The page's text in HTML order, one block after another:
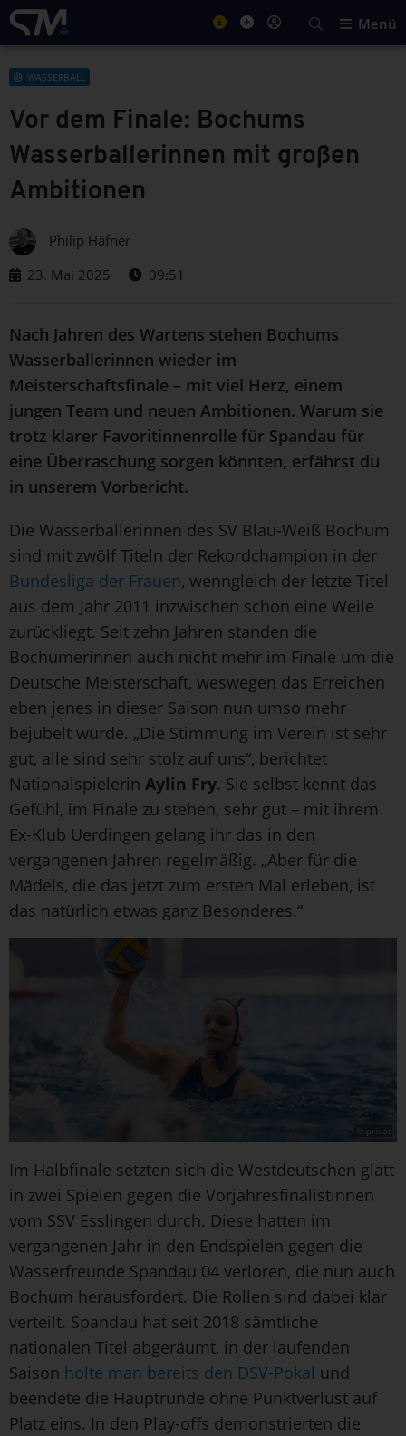
Menü
WASSERBALL
Vor dem Finale: Bochums
Wasserballerinnen mit großen
Ambitionen
Philip Häfner
23. Mai 2025
09:51
Nach Jahren des Wartens stehen Bochums
Wasserballerinnen wieder im
Meisterschaftsfinale – mit viel Herz, einem
jungen Team und neuen Ambitionen. Warum sie
trotz klarer Favoritinnenrolle für Spandau für
eine Überraschung sorgen könnten, erfährst du
in unserem Vorbericht.
Die Wasserballerinnen des SV Blau-Weiß Bochum
sind mit zwölf Titeln der Rekordchampion in der
Bundesliga der Frauen, wenngleich der letzte Titel
aus dem Jahr 2011 inzwischen schon eine Weile
zurückliegt. Seit zehn Jahren standen die
Bochumerinnen auch nicht mehr im Finale um die
Deutsche Meisterschaft, weswegen das Erreichen
eben jenes in dieser Saison nun umso mehr
bejubelt wurde. „Die Stimmung im Verein ist sehr
gut, alle sind sehr stolz auf uns“, berichtet
Nationalspielerin Aylin Fry. Sie selbst kennt das
Gefühl, im Finale zu stehen, sehr gut – mit ihrem
Ex-Klub Uerdingen gelang ihr das in den
vergangenen Jahren regelmäßig. „Aber für die
Mädels, die das jetzt zum ersten Mal erleben, ist
das natürlich etwas ganz Besonderes.“
© privat
Im Halbfinale setzten sich die Westdeutschen glatt
in zwei Spielen gegen die Vorjahresfinalistinnen
vom SSV Esslingen durch. Diese hatten im
vergangenen Jahr in den Endspielen gegen die
Wasserfreunde Spandau 04 verloren, die nun auch
Bochum herausfordert. Die Rollen sind dabei klar
verteilt. Spandau hat seit 2018 sämtliche
nationalen Titel abgeräumt, in der laufenden
Saison holte man bereits den DSV-Pokal und
beendete die Hauptrunde ohne Punktverlust auf
Platz eins. In den Play-offs demonstrierten die